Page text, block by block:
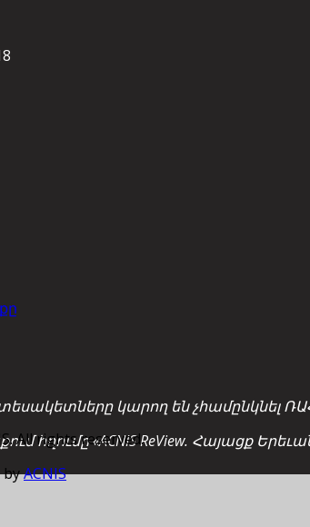
կարող են չհամընկնել
հղումը «ACNIS ReView. Հայացք
All rights reserved.
byACNIS